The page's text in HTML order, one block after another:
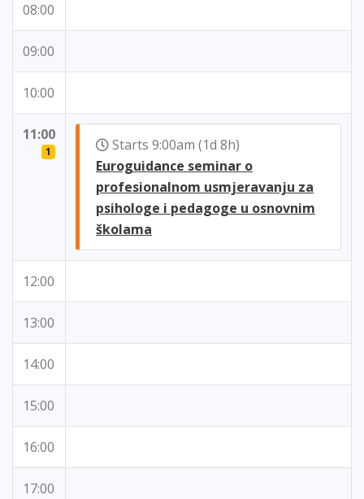
08:00
09:00
10:00
11:00
1
Starts 9:00am (1d 8h)
Euroguidance seminar o
profesionalnom usmjeravanju za
psihologe i pedagoge u osnovnim
školama
12:00
13:00
14:00
15:00
16:00
17:00